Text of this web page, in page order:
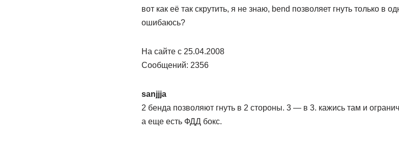
вот как её так скрутить, я не знаю, bend позволяет гнуть только в
ошибаюсь?
На сайте c 25.04.2008
Сообщений: 2356
sanjjja
2 бенда позволяют гнуть в 2 стороны. 3 — в 3. кажись там и
а еще есть ФДД бокс.